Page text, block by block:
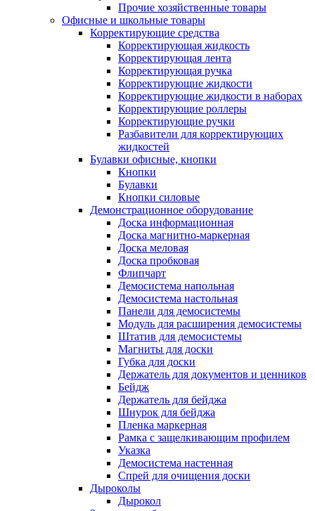
Прочие хозяйственные товары
Офисные и школьные товары
Корректирующие средства
Корректирующая жидкость
Корректирующая лента
Корректирующая ручка
Корректирующие жидкости
Корректирующие жидкости в наборах
Корректирующие роллеры
Корректирующие ручки
Разбавители для корректирующих
жидкостей
Булавки офисные, кнопки
Кнопки
Булавки
Кнопки силовые
Демонстрационное оборудование
Доска информационная
Доска магнитно-маркерная
Доска меловая
Доска пробковая
Флипчарт
Демосистема напольная
Демосистема настольная
Панели для демосистемы
Модуль для расширения демосистемы
Штатив для демосистемы
Магниты для доски
Губка для доски
Держатель для документов и ценников
Бейдж
Держатель для бейджа
Шнурок для бейджа
Пленка маркерная
Рамка с защелкивающим профилем
Указка
Демосистема настенная
Спрей для очищения доски
Дыроколы
Дырокол